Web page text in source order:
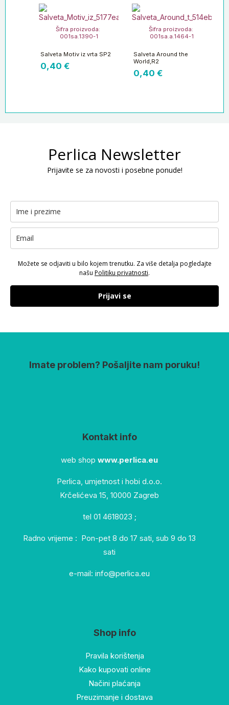
Šifra proizvoda:
001sa.1390-1
Salveta Motiv iz vrta SP2
0,40 €
Šifra proizvoda:
001sa.a.1464-1
Salveta Around the
World,R2
0,40 €
Perlica Newsletter
Prijavite se za novosti i posebne ponude!
Možete se odjaviti u bilo kojem trenutku. Za više detalja pogledajte
našu Politiku privatnosti.
Prijavi se
Imate problem? Pošaljite nam poruku!
Kontakt info
web shop www.perlica.eu
Perlica, umjetnost i hobi d.o.o.
Krčelićeva 15, 10000 Zagreb
tel 01 4618023 ;
Radno vrijeme : Pon-pet 8 do 17 sati, sub 9 do 13
sati
e-mail: info@perlica.eu
Shop info
Pravila korištenja
Kako kupovati online
Načini plaćanja
Preuzimanje i dostava